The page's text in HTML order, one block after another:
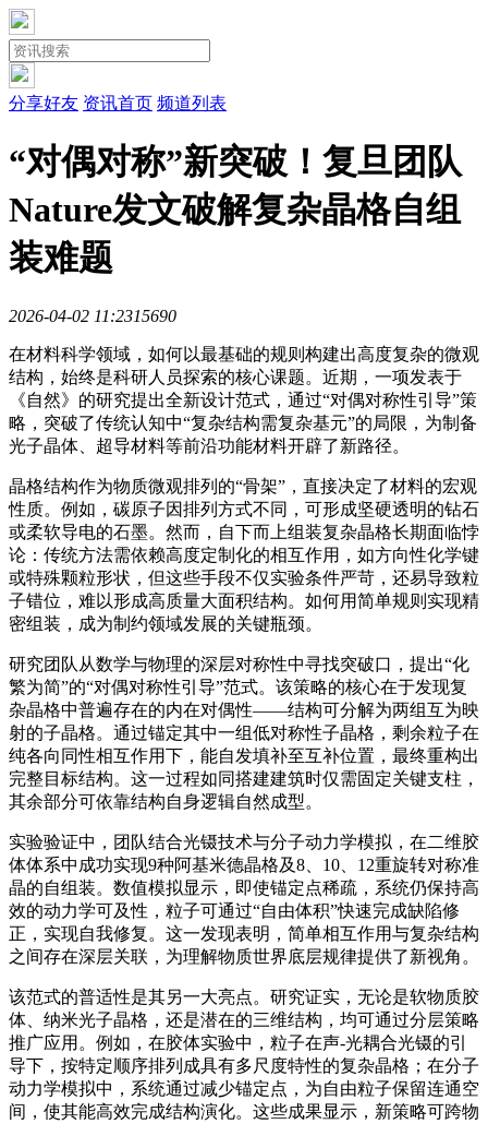
分享好友 资讯首页 频道列表
“对偶对称”新突破！复旦团队
Nature发文破解复杂晶格自组
装难题
2026-04-02 11:2315690
在材料科学领域，如何以最基础的规则构建出高度复杂的微观
结构，始终是科研人员探索的核心课题。近期，一项发表于
《自然》的研究提出全新设计范式，通过“对偶对称性引导”策
略，突破了传统认知中“复杂结构需复杂基元”的局限，为制备
光子晶体、超导材料等前沿功能材料开辟了新路径。
晶格结构作为物质微观排列的“骨架”，直接决定了材料的宏观
性质。例如，碳原子因排列方式不同，可形成坚硬透明的钻石
或柔软导电的石墨。然而，自下而上组装复杂晶格长期面临悖
论：传统方法需依赖高度定制化的相互作用，如方向性化学键
或特殊颗粒形状，但这些手段不仅实验条件严苛，还易导致粒
子错位，难以形成高质量大面积结构。如何用简单规则实现精
密组装，成为制约领域发展的关键瓶颈。
研究团队从数学与物理的深层对称性中寻找突破口，提出“化
繁为简”的“对偶对称性引导”范式。该策略的核心在于发现复
杂晶格中普遍存在的内在对偶性——结构可分解为两组互为映
射的子晶格。通过锚定其中一组低对称性子晶格，剩余粒子在
纯各向同性相互作用下，能自发填补至互补位置，最终重构出
完整目标结构。这一过程如同搭建建筑时仅需固定关键支柱，
其余部分可依靠结构自身逻辑自然成型。
实验验证中，团队结合光镊技术与分子动力学模拟，在二维胶
体体系中成功实现9种阿基米德晶格及8、10、12重旋转对称准
晶的自组装。数值模拟显示，即使锚定点稀疏，系统仍保持高
效的动力学可及性，粒子可通过“自由体积”快速完成缺陷修
正，实现自我修复。这一发现表明，简单相互作用与复杂结构
之间存在深层关联，为理解物质世界底层规律提供了新视角。
该范式的普适性是其另一大亮点。研究证实，无论是软物质胶
体、纳米光子晶格，还是潜在的三维结构，均可通过分层策略
推广应用。例如，在胶体实验中，粒子在声-光耦合光镊的引
导下，按特定顺序排列成具有多尺度特性的复杂晶格；在分子
动力学模拟中，系统通过减少锚定点，为自由粒子保留连通空
间，使其能高效完成结构演化。这些成果显示，新策略可跨物